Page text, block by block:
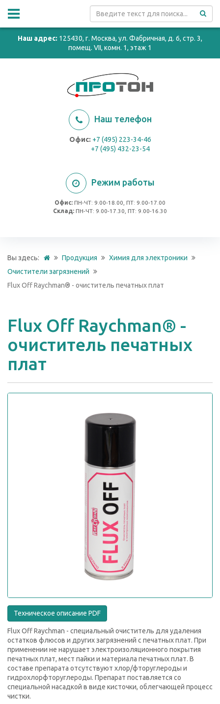
Наш адрес: 125430, г. Москва, ул. Фабричная, д. 6, стр. 3,
помещ. VII, комн. 1, этаж 1
Наш телефон
Офис: +7 (495) 223-34-46
+7 (495) 432-23-54
Режим работы
Офис: ПН-ЧТ: 9.00-18.00, ПТ: 9.00-17.00
Cклад: ПН-ЧТ: 9.00-17.30, ПТ: 9.00-16.30
Вы здесь: Продукция
Химия для электроники
Очистители загрязнений
Flux Off Raychman® - очиститель печатных плат
Flux Off Raychman® -
очиститель печатных
плат
Техническое описание PDF
Flux Off Raychman - специальный очиститель для удаления
остатков флюсов и других загрязнений с печатных плат. При
применении не нарушает электроизоляционного покрытия
печатных плат, мест пайки и материала печатных плат. В
составе препарата отсутствуют хлор/фторуглероды и
гидрохлорфторуглероды. Препарат поставляется со
специальной насадкой в виде кисточки, облегчающей процесс
чистки.